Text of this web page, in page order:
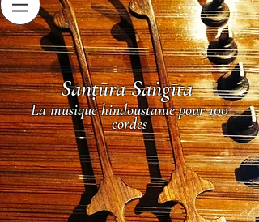
Sanṭūra Saṅgīta
La musique hindoustanie pour 100
cordes